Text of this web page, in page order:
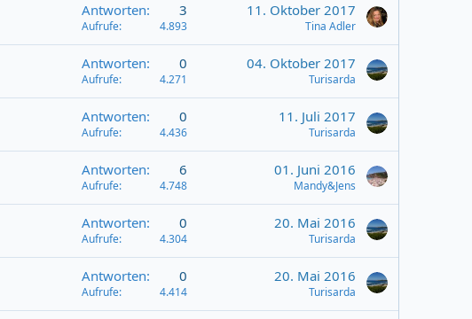
Antworten 3
Aufrufe 4.893
11. Oktober 2017
Tina Adler
Antworten 0
Aufrufe 4.271
04. Oktober 2017
Turisarda
Antworten 0
Aufrufe 4.436
11. Juli 2017
Turisarda
Antworten 6
Aufrufe 4.748
01. Juni 2016
Mandy&Jens
Antworten 0
Aufrufe 4.304
20. Mai 2016
Turisarda
Antworten 0
Aufrufe 4.414
20. Mai 2016
Turisarda